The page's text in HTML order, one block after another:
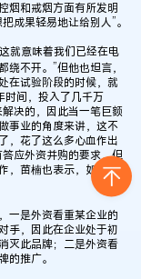
烟和戒烟方面有所发明
成果轻易地让给别人”。
就意味着我们已经在电
不开。”但他也坦言，
在试验阶段的时候，就
时间，投入了几千万
决的，因此当一笔巨额
事业的角度来讲，这不
，花了这么多心血作出
应外资并购的要求，但
，苗楠也表示，如烟更
一是外资看重某企业的
手，因此在企业处于初
灭此品牌；二是外资看
的推广。